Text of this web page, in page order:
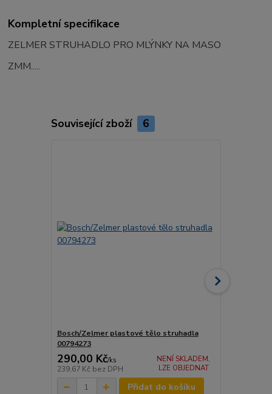
Kompletní specifikace
ZELMER STRUHADLO PRO MLÝNKY NA MASO
ZMM.....
Související zboží 6
Bosch/Zelmer plastové tělo struhadla
00794273
290,00 Kč/ks
239,67 Kč bez DPH
NENÍ SKLADEM,
LZE OBJEDNAT
Přidat do košíku